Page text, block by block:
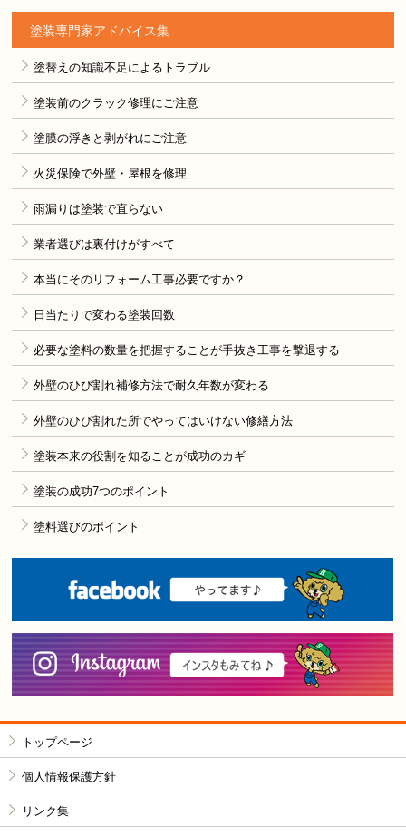
塗装専門家アドバイス集
塗替えの知識不足によるトラブル
塗装前のクラック修理にご注意
塗膜の浮きと剥がれにご注意
火災保険で外壁・屋根を修理
雨漏りは塗装で直らない
業者選びは裏付けがすべて
本当にそのリフォーム工事必要ですか？
日当たりで変わる塗装回数
必要な塗料の数量を把握することが手抜き工事を撃退する
外壁のひび割れ補修方法で耐久年数が変わる
外壁のひび割れた所でやってはいけない修繕方法
塗装本来の役割を知ることが成功のカギ
塗装の成功7つのポイント
塗料選びのポイント
トップページ
個人情報保護方針
リンク集